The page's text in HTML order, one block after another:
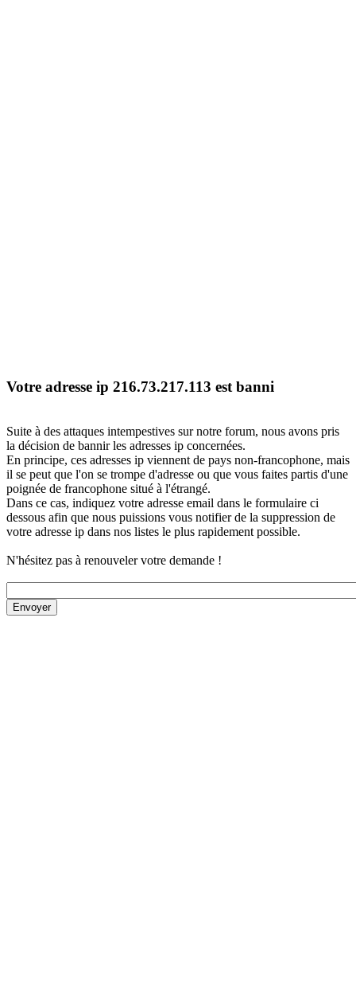
Votre adresse ip 216.73.217.113 est banni
Suite à des attaques intempestives sur notre forum, nous avons pris
la décision de bannir les adresses ip concernées.
En principe, ces adresses ip viennent de pays non-francophone, mais
il se peut que l'on se trompe d'adresse ou que vous faites partis d'une
poignée de francophone situé à l'étrangé.
Dans ce cas, indiquez votre adresse email dans le formulaire ci
dessous afin que nous puissions vous notifier de la suppression de
votre adresse ip dans nos listes le plus rapidement possible.
N'hésitez pas à renouveler votre demande !